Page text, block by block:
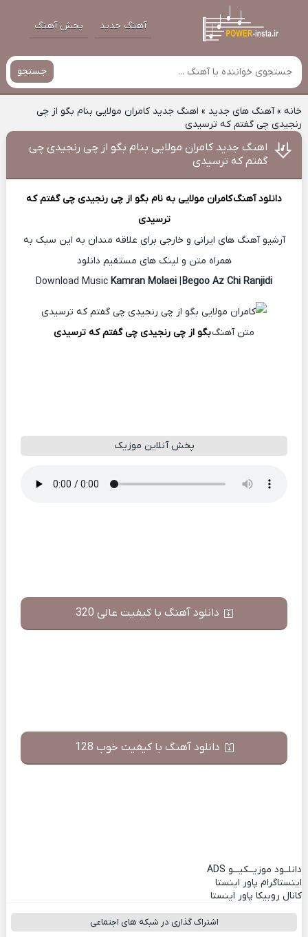
آهنگ جدید پخش آهنگ
جستجو
خانه»آهنگ های جدید » اهنگ جدید کامران مولایی بنام بگو از چی
رنجیدی چی گفتم که ترسیدی
اهنگ جدید کامران مولایی بنام بگو از چی رنجیدی چی
گفتم که ترسیدی
دانلود آهنگکامران مولایی به نام بگو از چی رنجیدی چی گفتم که
ترسیدی
آرشیو آهنگ های ایرانی و خارجی برای علاقه مندان به این سبک به
همراه متن و لینک های مستقیم دانلود
Download Music
Kamran Molaei|Begoo Az Chi Ranjidi
متن آهنگبگو از چی رنجیدی چی گفتم که ترسیدی
پخش آنلاین موزیک
دانلود آهنگ با کیفیت عالی 320
دانلود آهنگ با کیفیت خوب 128
دانلــود موزیــکیـــو ADS
اینستاگرام پاور اینستا
کانال روبیکا پاور اینستا
اشتراک گذاری در شبکه های اجتماعی